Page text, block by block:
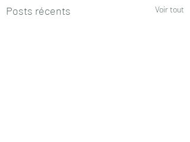
Posts récents Voir tout